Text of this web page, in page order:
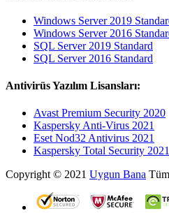
Windows Server 2019
Windows Server 2016
SQL Server 2019 Standard
SQL Server 2016 Standard
Antivirüs Yazılım Lisansları:
Avast Premium Security 2020
Kaspersky Anti-Virus 2021
Eset Nod32 Antivirus 2021
Kaspersky Total Security 2021
Copyright © 2021 Uygun Bana